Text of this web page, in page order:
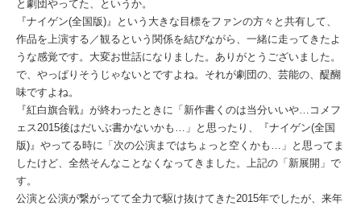
と劇団やってた、というか。
『ナイゲン(全国版)』という大きな目標をファンの方々と共有して、
作品を上演する／観るという関係を結びながら、一緒に走ってきたよ
うな感覚です。大変お世話になりました。ありがとうございました。
で、やっぱりそうじゃないとですよね。それが劇団の、芸能の、醍醐
味ですよね。
『紅白旗合戦』が終わったときに「新作書くのは当分いいや…コメフ
ェス2015後はだいぶ書かないかも…」と思ったり、『ナイゲン(全国
版)』やってる時に「次の公演まではちょっと空くかも…」と思ってま
したけど、全然そんなことなくなってきました。上記の「新展開」で
す。
公演と公演が繋がってて全力で駆け抜けてきた2015年でしたが、来年